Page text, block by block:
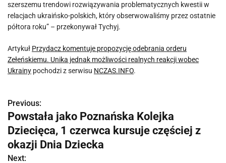
szerszemu trendowi rozwiązywania problematycznych kwestii w
relacjach ukraińsko-polskich, który obserwowaliśmy przez ostatnie
półtora roku” – przekonywał Tychyj.
Artykuł Przydacz komentuje propozycję odebrania orderu
Zełeńskiemu. Unika jednak możliwości realnych reakcji wobec
Ukrainy pochodzi z serwisu NCZAS.INFO.
N
a
w
Previous:
Powstała jako Poznańska Kolejka
Dziecięca, 1 czerwca kursuje częściej z
okazji Dnia Dziecka
Next: